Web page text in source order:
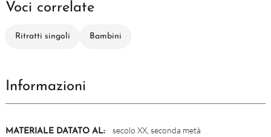
Voci correlate
Ritratti singoli Bambini
Informazioni
MATERIALE DATATO AL: secolo XX, seconda metà